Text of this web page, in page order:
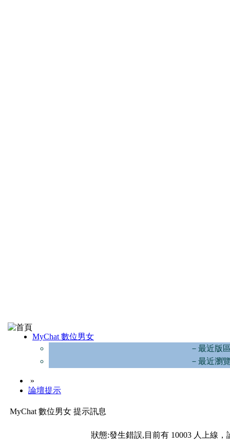
MyChat 數位男女
－最近版
－最近瀏
»
論壇提示
MyChat 數位男女 提示訊息
狀態:發生錯誤,目前有 10003 人上線